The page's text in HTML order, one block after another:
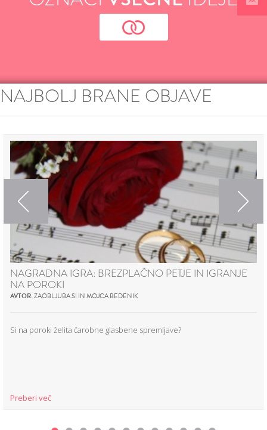
NAJBOLJ BRANE OBJAVE
Previous
NAGRADNA IGRA: BREZPLAČNO PETJE IN IGRANJE
NA POROKI
AVTOR:ZAOBLJUBA.SI IN MOJCA BEDENIK
Si na poroki želita čarobne glasbene spremljave?
Preberi več
Next